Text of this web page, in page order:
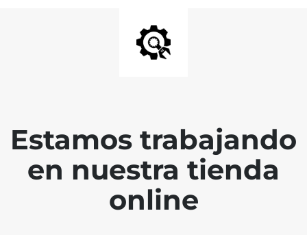
Estamos trabajando
en nuestra tienda
online